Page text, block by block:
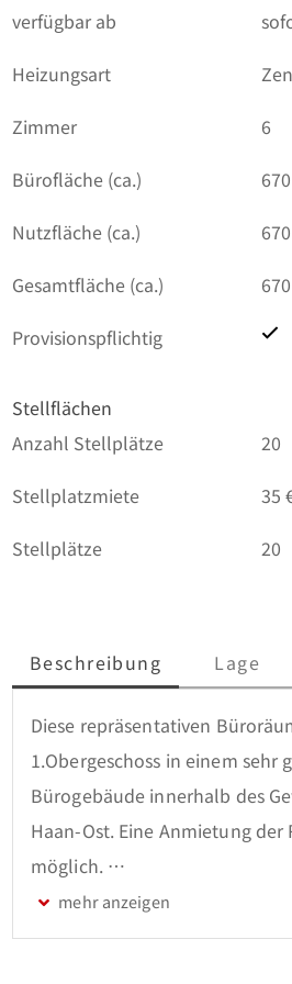
verfügbar ab
Heizungsart
Zimmer
6
Bürofläche (ca.)
Nutzfläche (ca.)
Gesamtfläche (ca.)
Provisionspflichtig
Stellflächen
Anzahl Stellplätze
20
Stellplatzmiete
35
Stellplätze
20
Beschreibung Lage
Diese repräsentativen
1.Obergeschoss in einem sehr
Bürogebäude innerhalb des
Haan-Ost. Eine Anmietung der
möglich.
Über ein sehr ansprechendes